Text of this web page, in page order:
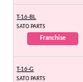
T-16-BL
SATO PARTS
Franchise
T-16-G
SATO PARTS